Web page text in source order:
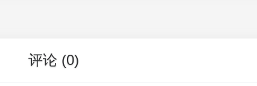
评论 (0)